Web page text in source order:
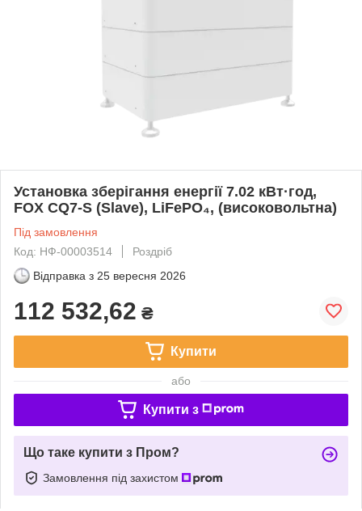
Установка зберігання енергії 7.02 кВт·год,
FOX CQ7-S (Slave), LiFePO₄, (високовольтна)
Під замовлення
Код: НФ-00003514
Роздріб
Відправка з 25 вересня 2026
112 532,62 ₴
Купити
або
Купити з
Що таке купити з Пром?
Замовлення під захистом